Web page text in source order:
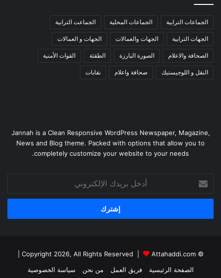
الجماعات الترابية الجماعات المحلية الجماعت الترابية
الجهات الترابية الجهات والعمالات الجهات و العمالات
الصحافة والاعلام الصورة البارزة الطقثة القوات الأمنية
النقل و اللوجيستيك صحافة واعلام نقابات
Jannah is a Clean Responsive WordPress Newspaper, Magazine,
News and Blog theme. Packed with options that allow you to
completely customize your website to your needs.
بريدك
الإلكتروني
© Copyright 2026, All Rights Reserved |
Attahaddi.com
الصفحة الرئيسية
فريق العمل من نحن سياسة الخصوصية